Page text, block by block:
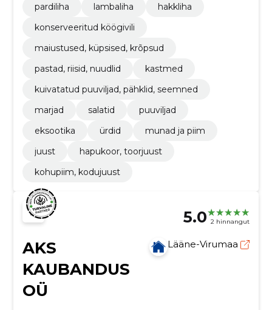
pardiliha
lambaliha
hakkliha
konserveeritud köögivili
maiustused, küpsised, krõpsud
pastad, riisid, nuudlid
kastmed
kuivatatud puuviljad, pähklid, seemned
marjad
salatid
puuviljad
eksootika
ürdid
munad ja piim
juust
hapukoor, toorjuust
kohupiim, kodujuust
5.0 2 hinnangut
AKS
KAUBANDUS
OÜ
Lääne-Virumaa